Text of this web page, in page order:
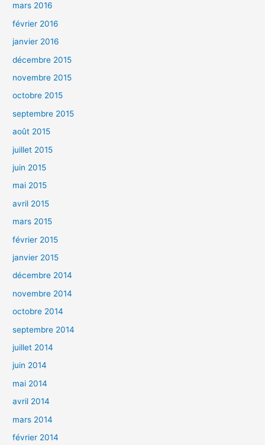
mars 2016
février 2016
janvier 2016
décembre 2015
novembre 2015
octobre 2015
septembre 2015
août 2015
juillet 2015
juin 2015
mai 2015
avril 2015
mars 2015
février 2015
janvier 2015
décembre 2014
novembre 2014
octobre 2014
septembre 2014
juillet 2014
juin 2014
mai 2014
avril 2014
mars 2014
février 2014